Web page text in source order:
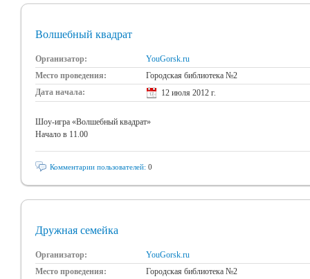
Волшебный квадрат
Организатор:
YouGorsk.ru
Место проведения:
Городская библиотека №2
Дата начала:
12 июля 2012 г.
Шоу-игра «Волшебный квадрат»
Начало в 11.00
Комментарии пользователей: 0
Дружная семейка
Организатор:
YouGorsk.ru
Место проведения:
Городская библиотека №2